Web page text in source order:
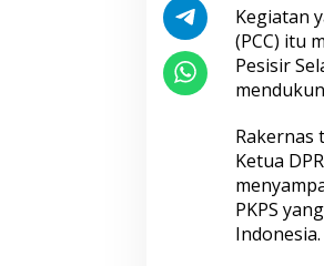
n
a
h
R
n
t
a
P
e
Kegiatan
(PCC) itu
Pesisir
Rakernas
Ketua
PKPS
Indonesia.